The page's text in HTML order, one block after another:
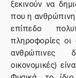
ξεκινούν να
που η ανθρώπινη
επίπεδο
πληροφορίες οι
ανθρώπινες
οικονομικές)